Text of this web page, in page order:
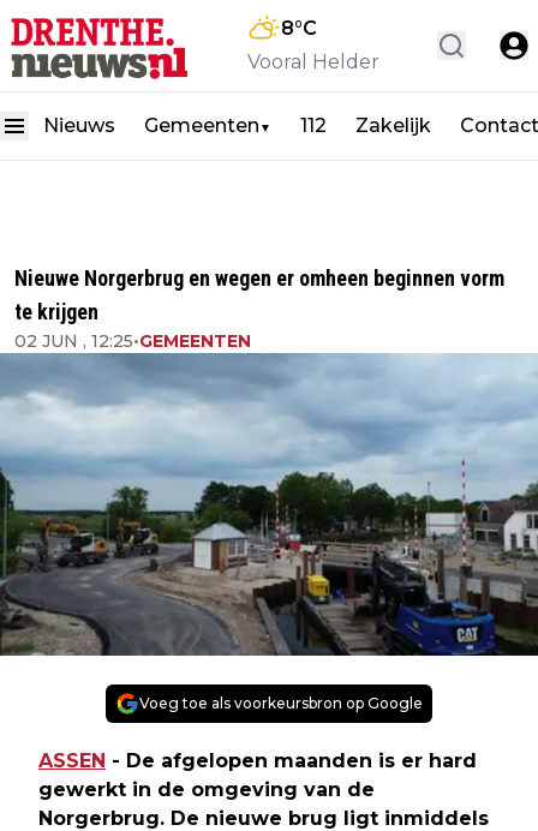
8°C
Vooral Helder
Nieuws Gemeenten ▼ 112 Zakelijk Contact
Nieuwe Norgerbrug en wegen er omheen beginnen vorm
te krijgen
02 JUN , 12:25•GEMEENTEN
Voeg toe als voorkeursbron op Google
ASSEN - De afgelopen maanden is er hard
gewerkt in de omgeving van de
Norgerbrug. De nieuwe brug ligt inmiddels